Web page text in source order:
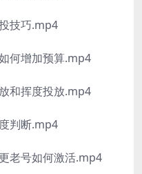
技巧.mp4
何增加预算.mp4
和挥度投放.mp4
判断.mp4
老号如何激活.mp4